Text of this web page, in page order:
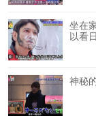
坐在
以看
神秘